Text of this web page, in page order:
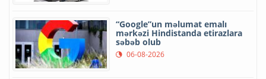
“Google”un məlumat emalı
mərkəzi Hindistanda etirazlara
səbəb olub
06-08-2026